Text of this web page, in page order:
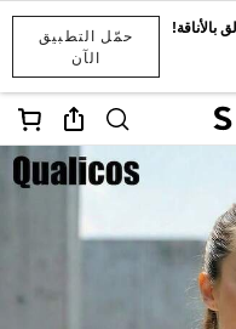
حمّل التطبيق
الآن